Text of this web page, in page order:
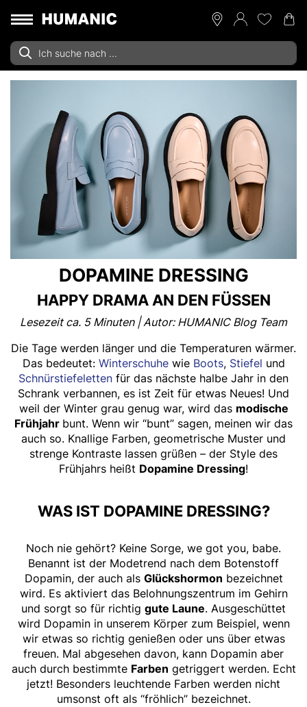
DOPAMINE DRESSING
HAPPY DRAMA AN DEN FÜSSEN
Lesezeit ca. 5 Minuten | Autor: HUMANIC Blog Team
Die Tage werden länger und die Temperaturen wärmer.
Das bedeutet: Winterschuhewie Boots, Stiefel und
Schnürstiefeletten für das nächste halbe Jahr in den
Schrank verbannen, es ist Zeit für etwas Neues! Und
weil der Winter grau genug war, wird das modische
Frühjahr bunt. Wenn wir “bunt” sagen, meinen wir das
auch so. Knallige Farben, geometrische Muster und
strenge Kontraste lassen grüßen – der Style des
Frühjahrs heißt Dopamine Dressing!
WAS IST DOPAMINE DRESSING?
Noch nie gehört? Keine Sorge, we got you, babe.
Benannt ist der Modetrend nach dem Botenstoff
Dopamin, der auch als Glückshormon bezeichnet
wird. Es aktiviert das Belohnungszentrum im Gehirn
und sorgt so für richtig gute Laune. Ausgeschüttet
wird Dopamin in unserem Körper zum Beispiel, wenn
wir etwas so richtig genießen oder uns über etwas
freuen. Mal abgesehen davon, kann Dopamin aber
auch durch bestimmte Farben getriggert werden. Echt
jetzt! Besonders leuchtende Farben werden nicht
umsonst oft als “fröhlich” bezeichnet.